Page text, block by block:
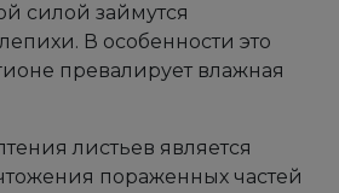
силой займутся
В особенности это
превалирует влажная
листьев является
пораженных частей